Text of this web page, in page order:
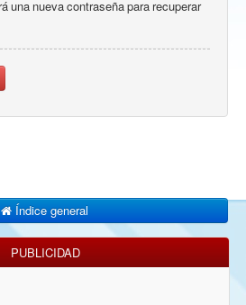
una nueva contraseña para recuperar
Índice general
PUBLICIDAD